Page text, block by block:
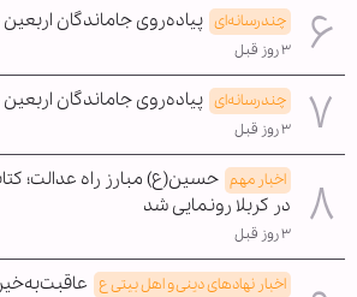
چندرسانه‌ای پیاده‌روی جاماندگان
۳ روز قبل
چندرسانه‌ای پیاده‌روی جاماندگان
۳ روز قبل
اخبار مهم حسین(ع) مبارز راه عدالت؛
در کربلا رونمایی شد
۳ روز قبل
اخبار نهادهای دینی و اهل بیتی ع